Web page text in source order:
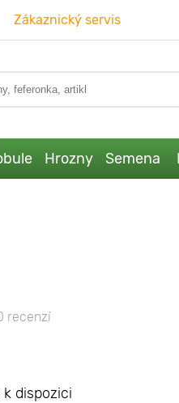
Zákaznický servis
Hrozny Semena
recenzí
dispozici